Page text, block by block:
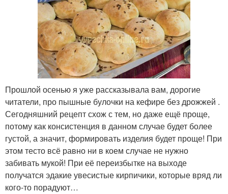
Прошлой осенью я уже рассказывала вам, дорогие
читатели, про пышные булочки на кефире без дрожжей .
Сегодняшний рецепт схож с тем, но даже ещё проще,
потому как консистенция в данном случае будет более
густой, а значит, формировать изделия будет проще! При
этом тесто всё равно ни в коем случае не нужно
забивать мукой! При её переизбытке на выходе
получатся эдакие увесистые кирпичики, которые вряд ли
кого-то порадуют…